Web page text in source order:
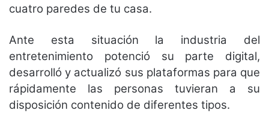
cuatro paredes de tu casa.
Ante esta situación la industria del
entretenimiento potenció su parte digital,
desarrolló y actualizó sus plataformas para que
rápidamente las personas tuvieran a su
disposición contenido de diferentes tipos.